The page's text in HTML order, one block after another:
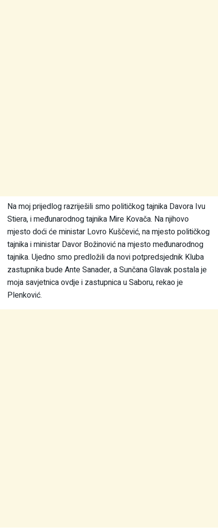
Na moj prijedlog razriješili smo političkog tajnika Davora Ivu
Stiera, i međunarodnog tajnika Mire Kovača. Na njihovo
mjesto doći će ministar Lovro Kuščević, na mjesto političkog
tajnika i ministar Davor Božinović na mjesto međunarodnog
tajnika. Ujedno smo predložili da novi potpredsjednik Kluba
zastupnika bude Ante Sanader, a Sunčana Glavak postala je
moja savjetnica ovdje i zastupnica u Saboru, rekao je
Plenković.